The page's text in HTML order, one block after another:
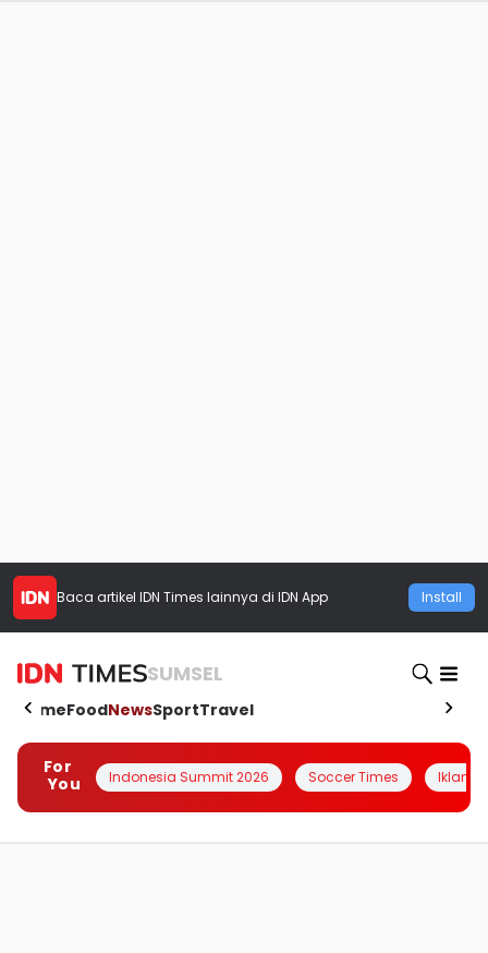
Baca artikel IDN Times lainnya di IDN App Install
SUMSEL
HomeFoodNewsSportTravel
For
You
Indonesia Summit 2026 Soccer Times Iklanin